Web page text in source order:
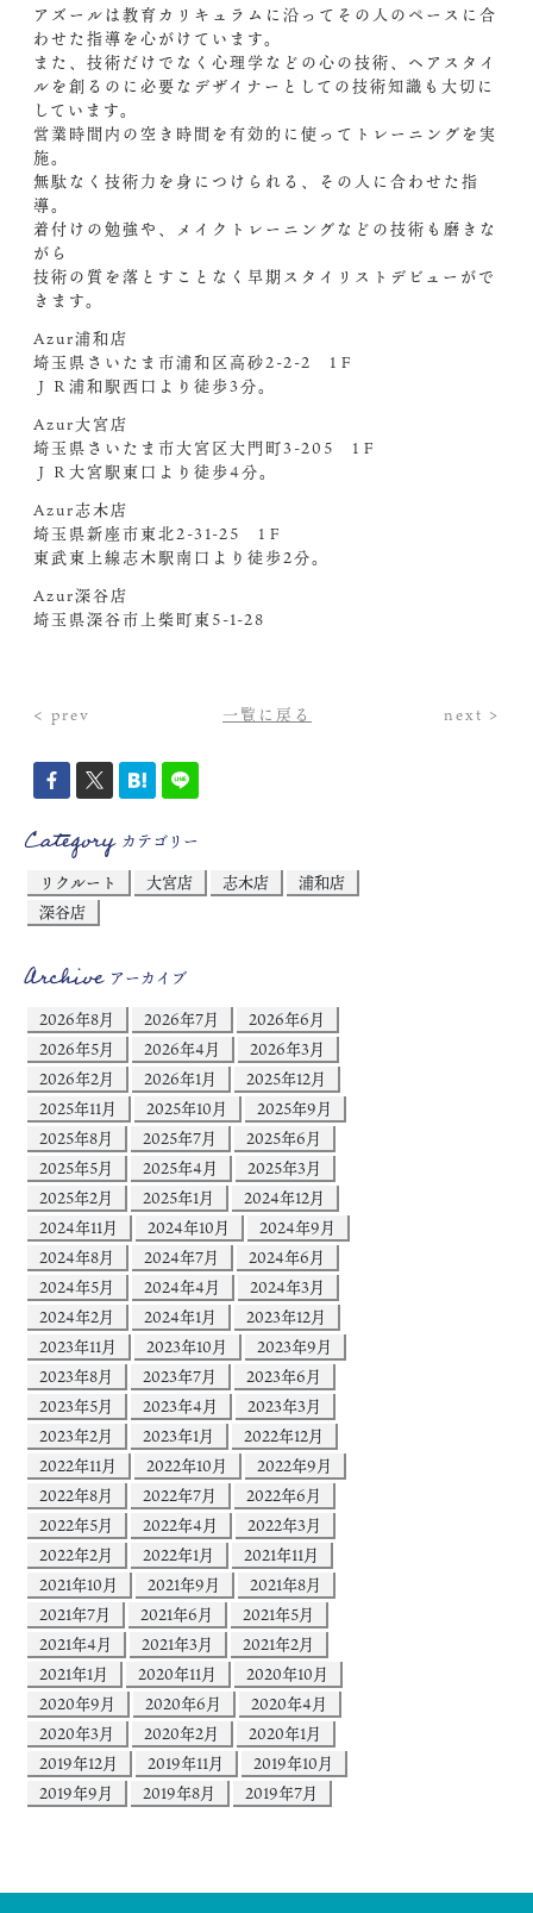
アズールは教育カリキュラムに沿ってその人のペースに合
わせた指導を心がけています。
また、技術だけでなく心理学などの心の技術、ヘアスタイ
ルを創るのに必要なデザイナーとしての技術知識も大切に
しています。
営業時間内の空き時間を有効的に使ってトレーニングを実
施。
無駄なく技術力を身につけられる、その人に合わせた指
導。
着付けの勉強や、メイクトレーニングなどの技術も磨きな
がら
技術の質を落とすことなく早期スタイリストデビューがで
きます。
Azur浦和店
埼玉県さいたま市浦和区高砂2-2-2 1Ｆ
ＪＲ浦和駅西口より徒歩3分。
Azur大宮店
埼玉県さいたま市大宮区大門町3-205 1Ｆ
ＪＲ大宮駅東口より徒歩4分。
Azur志木店
埼玉県新座市東北2-31-25 1Ｆ
東武東上線志木駅南口より徒歩2分。
Azur深谷店
埼玉県深谷市上柴町東5-1-28
< prev 一覧に戻る next >
Categoryカテゴリー
リクルート
大宮店 志木店
浦和店
深谷店
Archiveアーカイブ
2026年8月
2026年7月
2026年6月
2026年5月
2026年4月
2026年3月
2026年2月
2026年1月
2025年12月
2025年11月
2025年10月
2025年9月
2025年8月
2025年7月
2025年6月
2025年5月
2025年4月
2025年3月
2025年2月
2025年1月
2024年12月
2024年11月
2024年10月
2024年9月
2024年8月
2024年7月
2024年6月
2024年5月
2024年4月
2024年3月
2024年2月
2024年1月
2023年12月
2023年11月
2023年10月
2023年9月
2023年8月
2023年7月
2023年6月
2023年5月
2023年4月
2023年3月
2023年2月
2023年1月
2022年12月
2022年11月
2022年10月
2022年9月
2022年8月
2022年7月
2022年6月
2022年5月
2022年4月
2022年3月
2022年2月
2022年1月
2021年11月
2021年10月
2021年9月
2021年8月
2021年7月
2021年6月
2021年5月
2021年4月
2021年3月
2021年2月
2021年1月
2020年11月
2020年10月
2020年9月
2020年6月
2020年4月
2020年3月
2020年2月
2020年1月
2019年12月
2019年11月
2019年10月
2019年9月
2019年8月 2019年7月